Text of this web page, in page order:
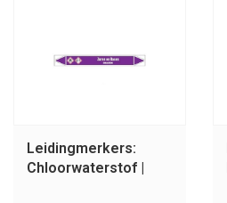
Leidingmerkers:
Chloorwaterstof |